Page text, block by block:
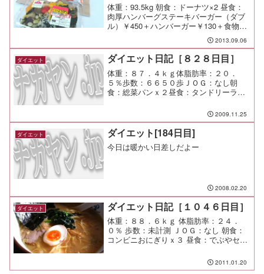
体重：93.5kg 朝食：ドーナツ×2 昼食：
肉厚ハンバーグステーキバーガー（ダブ
ル）￥450＋ハンバーガー￥130＋食物繊
維と鉄分を補うサラダ￥210（ロッテリ
ア、AEON）ダブルバーガーは流石のボ
リューム感だったよ。 夕食： 間食：
運...
2013.09.06
ダイエット ダイエット日記［８２８日目］
体重：８７．４ｋｇ体脂肪率：２０．
５％歩数：６６５０歩ＪＯＧ：なし朝
食：総菜パンｘ２昼食：タンドリーラン
ぎ呑み間食：メモ：下の子がふざけて発
表会の練習をまじめにやってないらし
い。 皆で励ましたけど今日はど...
2009.11.25
ダイエット ダイエット[184日目]
今日は暖かい日差しだよー
2008.02.20
ダイエット ダイエット日記［１０４６日目］
体重：８８．６ｋｇ 体脂肪率：２４．
０％ 歩数：未計測 ＪＯＧ：なし 朝食：
コンビニおにぎりｘ３ 昼食：でぶやセッ
シロー 間食： メモ：今日はパパがお迎
え。
2011.01.20